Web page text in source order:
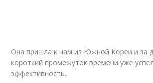
Она пришла к нам из Южной Кореи и за
короткий промежуток времени уже
эффективность.